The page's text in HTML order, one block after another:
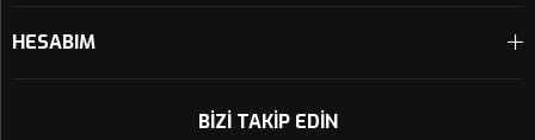
HESABIM
BIZI TAKIP EDIN